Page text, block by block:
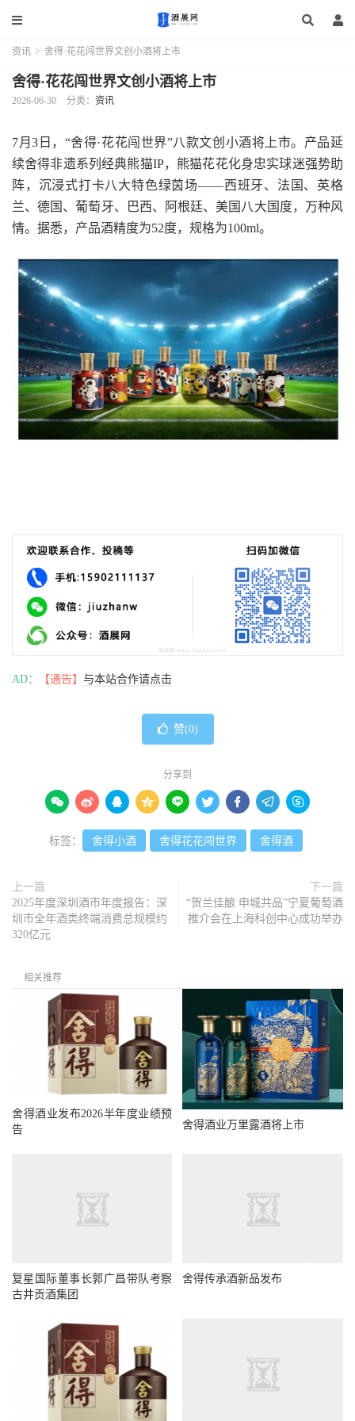
资讯 > 舍得·花花闯世界文创小酒将上市
舍得·花花闯世界文创小酒将上市
2026-06-30 分类： 资讯
7月3日，“舍得·花花闯世界”八款文创小酒将上市。产品延
续舍得非遗系列经典熊猫IP，熊猫花花化身忠实球迷强势助
阵，沉浸式打卡八大特色绿茵场——西班牙、法国、英格
兰、德国、葡萄牙、巴西、阿根廷、美国八大国度，万种风
情。据悉，产品酒精度为52度，规格为100ml。
AD： 【通告】 与本站合作请点击
赞(0)
分享到
        
标签： 舍得小酒 舍得花花闯世界 舍得酒
上一篇
2025年度深圳酒市年度报告：深
圳市全年酒类终端消费总规模约
320亿元
下一篇
“贺兰佳酿 申城共品”宁夏葡萄酒
推介会在上海科创中心成功举办
相关推荐
舍得酒业发布2026半年度业绩预
告
舍得酒业万里露酒将上市
复星国际董事长郭广昌带队考察
古井贡酒集团
舍得传承酒新品发布